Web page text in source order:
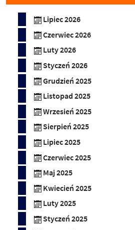
Lipiec 2026
Czerwiec 2026
Luty 2026
Styczeń 2026
Grudzień 2025
Listopad 2025
Wrzesień 2025
Sierpień 2025
Lipiec 2025
Czerwiec 2025
Maj 2025
Kwiecień 2025
Luty 2025
Styczeń 2025